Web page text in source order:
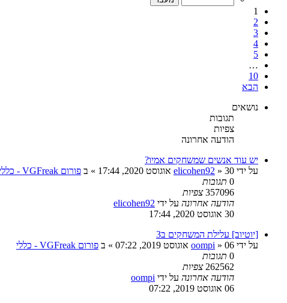
1
2
3
4
5
…
10
הבא
נושאים
תגובות
צפיות
הודעה אחרונה
יש עוד אנשים שמשחקים אמיו?
על ידי
elicohen92 » 30 אוגוסט 2020, 17:44 » ב פורום VGFreak - כללי
0 תגובות
357096 צפיות
הודעה אחרונה על ידי elicohen92
30 אוגוסט 2020, 17:44
[יוטיוב] עלילת המשחקים ב3
על ידי
oompi » 06 אוגוסט 2019, 07:22 » ב פורום VGFreak - כללי
0 תגובות
262562 צפיות
הודעה אחרונה על ידי oompi
06 אוגוסט 2019, 07:22